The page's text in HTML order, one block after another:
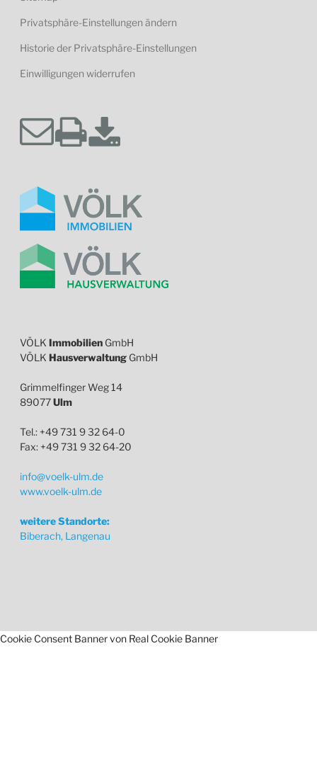
Privatsphäre-Einstellungen ändern
Historie der Privatsphäre-Einstellungen
Einwilligungen widerrufen
VÖLK Immobilien GmbH
VÖLK Hausverwaltung GmbH
Grimmelfinger Weg 14
89077Ulm
Tel.: +49 731 9 32 64-0
Fax: +49 731 9 32 64-20
info@voelk-ulm.de
www.voelk-ulm.de
weitere Standorte:
Biberach, Langenau
Cookie Consent Banner von Real Cookie Banner